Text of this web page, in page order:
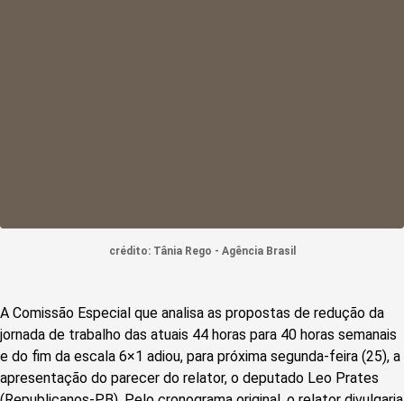
crédito: Tânia Rego - Agência Brasil
A Comissão Especial que analisa as propostas de redução da
jornada de trabalho das atuais 44 horas para 40 horas semanais
e do fim da escala 6×1 adiou, para próxima segunda-feira (25), a
apresentação do parecer do relator, o deputado Leo Prates